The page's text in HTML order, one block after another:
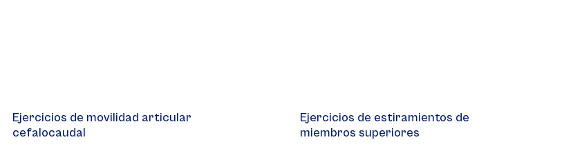
Ejercicios de movilidad articular
cefalocaudal
Ejercicios de estiramientos de
miembros superiores